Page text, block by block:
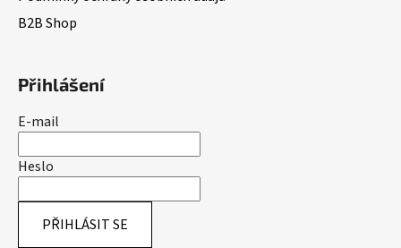
B2B Shop
Přihlášení
E-mail
Heslo
PŘIHLÁSIT SE